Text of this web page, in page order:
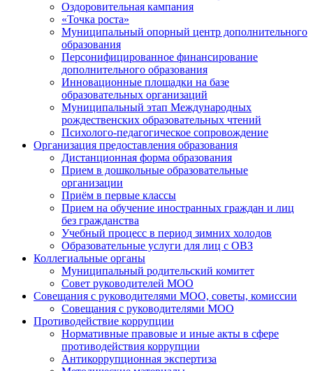
Оздоровительная кампания
«Точка роста»
Муниципальный опорный центр дополнительного
образования
Персонифицированное финансирование
дополнительного образования
Инновационные площадки на базе
образовательных организаций
Муниципальный этап Международных
рождественских образовательных чтений
Психолого-педагогическое сопровождение
Организация предоставления образования
Дистанционная форма образования
Прием в дошкольные образовательные
организации
Приём в первые классы
Прием на обучение иностранных граждан и лиц
без гражданства
Учебный процесс в период зимних холодов
Образовательные услуги для лиц с ОВЗ
Коллегиальные органы
Муниципальный родительский комитет
Совет руководителей МОО
Совещания с руководителями МОО, советы, комиссии
Совещания с руководителями МОО
Противодействие коррупции
Нормативные правовые и иные акты в сфере
противодействия коррупции
Антикоррупционная экспертиза